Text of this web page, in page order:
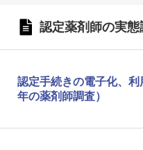
認定薬剤師の実態
認定手続きの電子化、
年の薬剤師調査）